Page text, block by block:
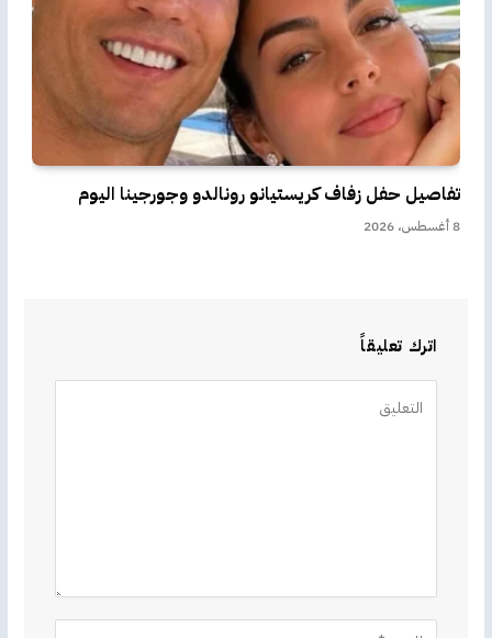
تفاصيل حفل زفاف كريستيانو رونالدو وجورجينا اليوم
8 أغسطس، 2026
اترك تعليقاً